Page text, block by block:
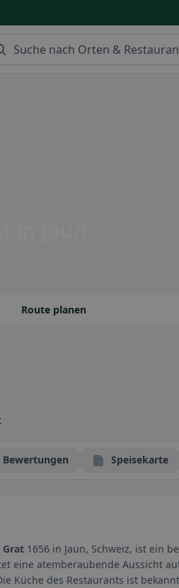
Route planen
Bewertungen Speisekarte
Grat 1656 in Jaun, Schweiz, ist ein
eine atemberaubende Aussicht
Küche des Restaurants ist